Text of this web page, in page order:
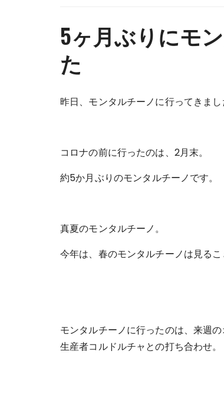
5ヶ月ぶりにモ
た
昨日、モンタルチーノに行ってきまし
コロナの前に行ったのは、2月末。
約5か月ぶりのモンタルチーノです。
真夏のモンタルチーノ。
今年は、春のモンタルチーノは見るこ
モンタルチーノに行ったのは、来週
生産者コルドルチャとの打ち合わせ。